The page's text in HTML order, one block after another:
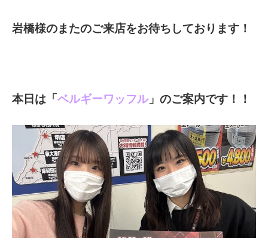
岩橋様のまたのご来店をお待ちしております！
本日は「 ベルギーワッフル」のご案内です！！